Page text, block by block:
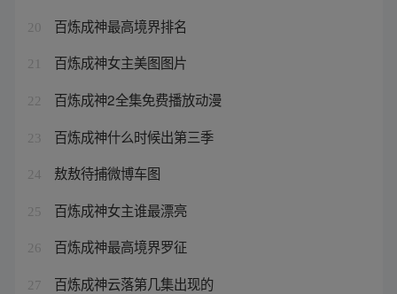
20 百炼成神最高境界排名
21 百炼成神女主美图图片
22 百炼成神2全集免费播放动漫
23 百炼成神什么时候出第三季
24 敖敖待捕微博车图
25 百炼成神女主谁最漂亮
26 百炼成神最高境界罗征
27 百炼成神云落第几集出现的